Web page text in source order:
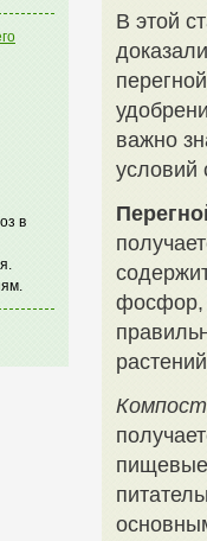
в
В этой
важно
условий
фосфор,
Компост
пищевые